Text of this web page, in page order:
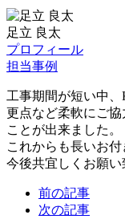
足立 良太
プロフィール
担当事例
工事期間が短い中
更点など柔軟にご
ことが出来ました。
これからも長いお付
今後共宜しくお願い
前の記事
次の記事